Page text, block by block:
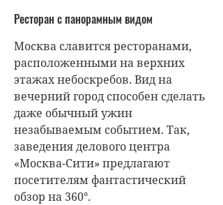
Ресторан с панорамным видом
Москва славится ресторанами,
расположенными на верхних
этажах небоскребов. Вид на
вечерний город способен сделать
даже обычный ужин
незабываемым событием. Так,
заведения делового центра
«Москва-Сити» предлагают
посетителям фантастический
обзор на 360°.